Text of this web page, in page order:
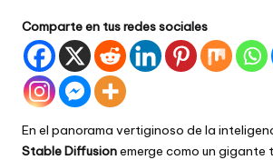
Comparte en tus redes sociales
En el panorama vertiginoso de la
Stable Diffusionemerge como un gigante